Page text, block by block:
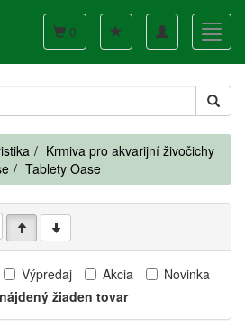
Toggle
navigation
0
Krmiva pro akvarijní živočichy
Tablety Oase
Výpredaj Akcia
Novinka
žiaden tovar